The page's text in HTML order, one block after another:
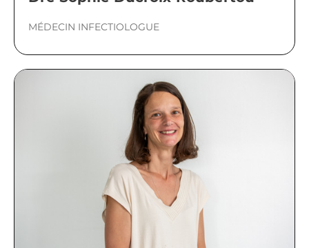
MÉDECIN INFECTIOLOGUE